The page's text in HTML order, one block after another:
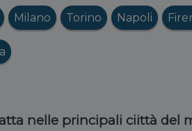
Milano Torino Napoli
nelle principali ciittà del